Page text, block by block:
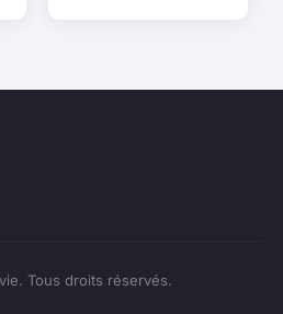
Tous droits réservés.